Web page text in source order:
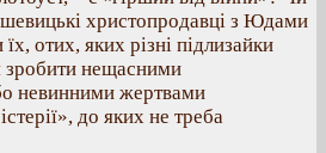
христопродавці з Юдами
отих, яких різні підлизайки
зробити нещасними
невинними жертвами
до яких не треба